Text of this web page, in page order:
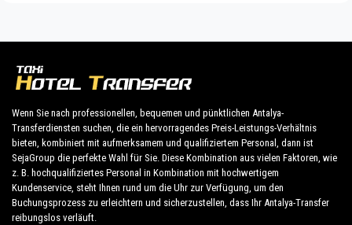
Wir bieten unseren Kunden einen professionellen
und privaten Taxiservice zu einem erschwinglichen
Preis, professionellen Fahrern und komfortablen
Autos überall in Marmaris.
PrivateTransferAntalya ist nicht nur ein normales
Unternehmen, wir sind die schöne Alternative zu
öffentlichen Verkehrsmitteln von oder nach
Marmaris.
Wenn Sie nach professionellen, bequemen und pünktlichen Antalya-
Transferdiensten suchen, die ein hervorragendes Preis-Leistungs-Verhältnis
bieten, kombiniert mit aufmerksamem und qualifiziertem Personal, dann ist
SejaGroup die perfekte Wahl für Sie. Diese Kombination aus vielen Faktoren, wie
z. B. hochqualifiziertes Personal in Kombination mit hochwertigem
Kundenservice, steht Ihnen rund um die Uhr zur Verfügung, um den
Buchungsprozess zu erleichtern und sicherzustellen, dass Ihr Antalya-Transfer
reibungslos verläuft.